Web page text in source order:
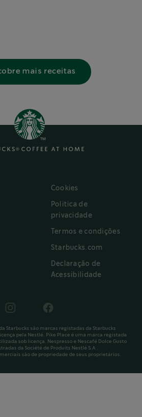
mais receitas
Cookies
Politica de
privacidade
Termos e condições
Starbucks.com
Declaração de
Acessibilidade
Starbucks são marcas registadas da Starbucks
pela Nestlé. Pike Place é uma marca registada
sob licença. Nespresso e Nescafé Dolce Gusto
da Société de Produits Nestlé S.A .
são de propriedade de seus proprietários.